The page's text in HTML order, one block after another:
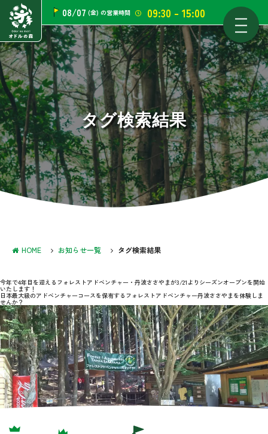
08/07 (金) の営業時間 09:30 - 15:00
タグ検索結果
HOME お知らせ一覧 タグ検索結果
今年で4年目を迎えるフォレストアドベンチャー・丹波ささやまが3/21よりシーズンオープンを開始
いたします！
日本最大級のアドベンチャーコースを保有するフォレストアドベンチャー丹波ささやまを体験しま
せんか？